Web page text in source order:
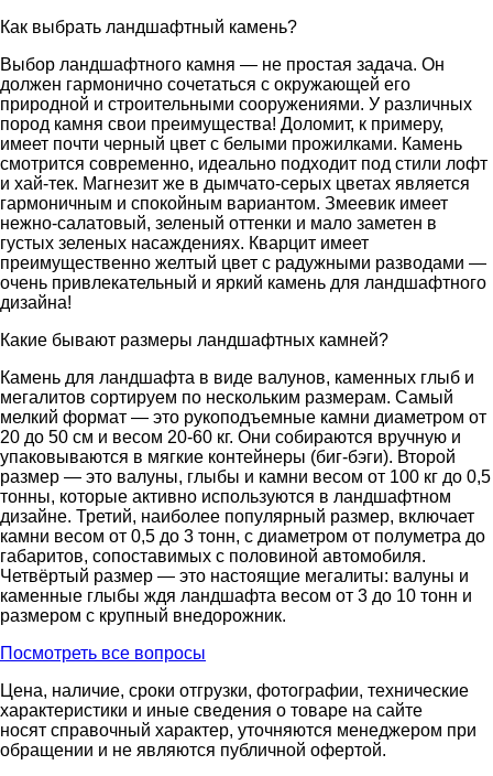
Как выбрать ландшафтный камень?
Выбор ландшафтного камня — не простая задача. Он
должен гармонично сочетаться с окружающей его
природной и строительными сооружениями. У различных
пород камня свои преимущества! Доломит, к примеру,
имеет почти черный цвет с белыми прожилками. Камень
смотрится современно, идеально подходит под стили лофт
и хай-тек. Магнезит же в дымчато-серых цветах является
гармоничным и спокойным вариантом. Змеевик имеет
нежно-салатовый, зеленый оттенки и мало заметен в
густых зеленых насаждениях. Кварцит имеет
преимущественно желтый цвет с радужными разводами —
очень привлекательный и яркий камень для ландшафтного
дизайна!
Какие бывают размеры ландшафтных камней?
Камень для ландшафта в виде валунов, каменных глыб и
мегалитов сортируем по нескольким размерам. Самый
мелкий формат — это рукоподъемные камни диаметром от
20 до 50 см и весом 20-60 кг. Они собираются вручную и
упаковываются в мягкие контейнеры (биг-бэги). Второй
размер — это валуны, глыбы и камни весом от 100 кг до 0,5
тонны, которые активно используются в ландшафтном
дизайне. Третий, наиболее популярный размер, включает
камни весом от 0,5 до 3 тонн, с диаметром от полуметра до
габаритов, сопоставимых с половиной автомобиля.
Четвёртый размер — это настоящие мегалиты: валуны и
каменные глыбы ждя ландшафта весом от 3 до 10 тонн и
размером с крупный внедорожник.
Посмотреть все вопросы
Цена, наличие, сроки отгрузки, фотографии, технические
характеристики и иные сведения о товаре на сайте
носят справочный характер, уточняются менеджером при
обращении и не являются публичной офертой.